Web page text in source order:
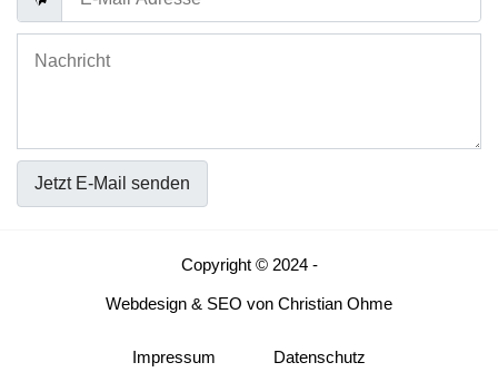
Jetzt E-Mail senden
Copyright © 2024 -
Webdesign & SEO von Christian Ohme
Impressum Datenschutz